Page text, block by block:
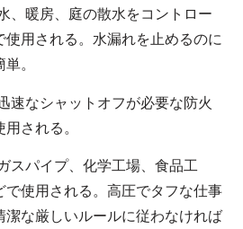
、暖房、庭の散水をコントロー
使用される。水漏れを止めるのに
。
速なシャットオフが必要な防火
される。
スパイプ、化学工場、食品工
で使用される。高圧でタフな仕事
潔な厳しいルールに従わなければ